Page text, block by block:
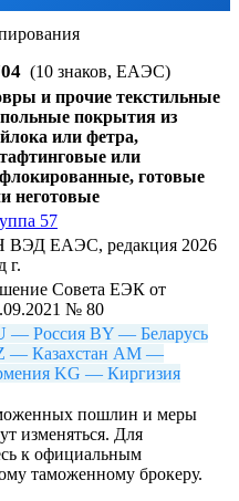
(10 знаков, ЕАЭС)
и прочие текстильные
покрытия из
или фетра,
или
готовые
неготовые
57
ВЭД ЕАЭС, редакция 2026
г.
Совета ЕЭК от
№ 80
— Россия BY — Беларусь
— Казахстан AM —
KG — Киргизия
пошлин и меры
изменяться. Для
к официальным
таможенному брокеру.